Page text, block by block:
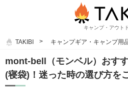
キャンプ・アウト
TAKIBI キャンプギア・キャンプ用
mont-bell（モンベル）おす
(寝袋)！迷った時の選び方を